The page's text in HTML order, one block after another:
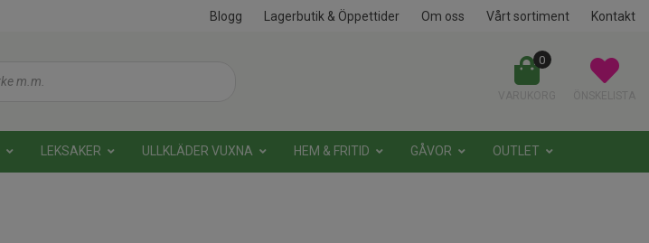
Blogg Lagerbutik & Öppettider Om oss Vårt sortiment Kontakt
0
LEKSAKER ULLKLÄDER VUXNA HEM & FRITID GÅVOR OUTLET